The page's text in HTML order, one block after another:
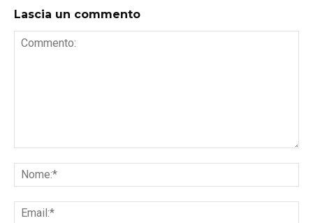
Lascia un commento